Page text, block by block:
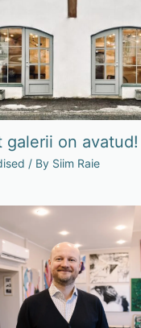
on avatud!
/ By Siim Raie